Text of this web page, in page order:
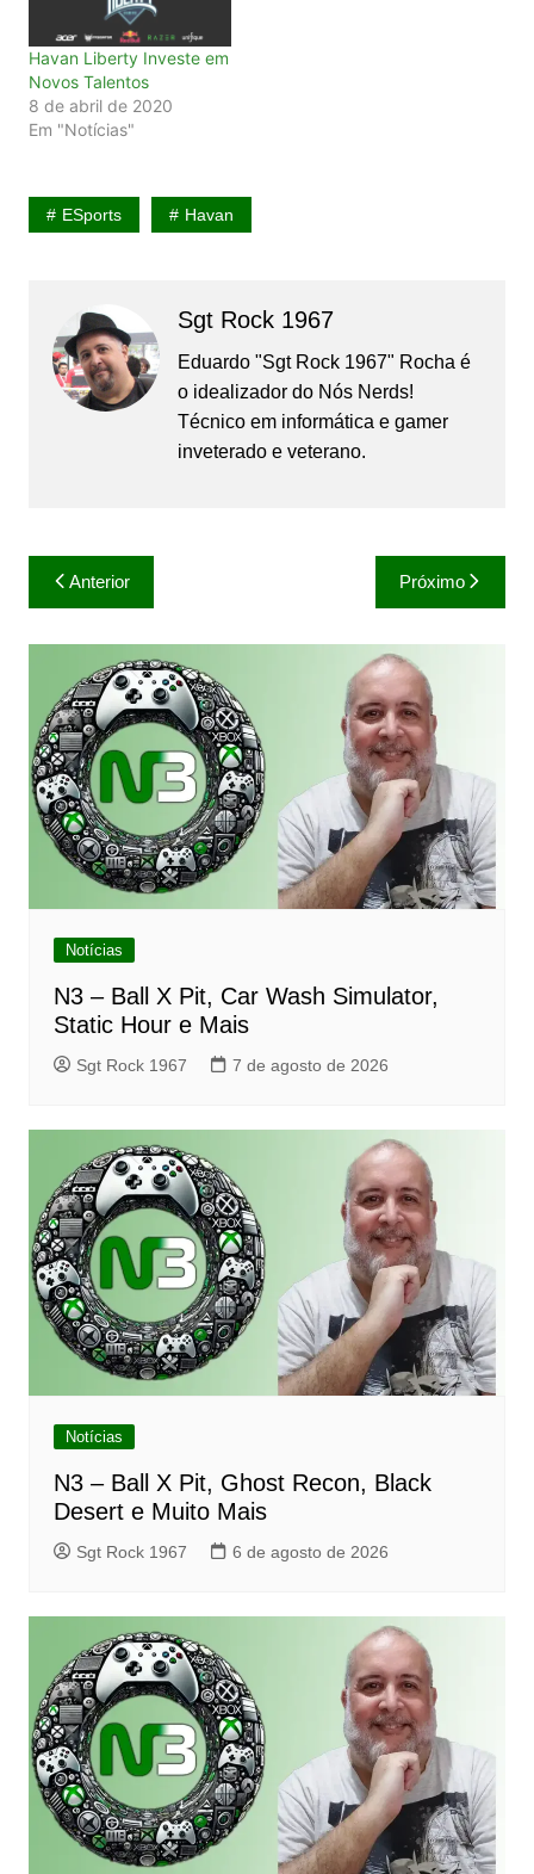
Havan Liberty Investe em
Novos Talentos
8 de abril de 2020
Em "Notícias"
ESports Havan
Sgt Rock 1967
Eduardo "Sgt Rock 1967" Rocha é
o idealizador do Nós Nerds!
Técnico em informática e gamer
inveterado e veterano.
Navegação
de
Post
Anterior Próximo
Notícias
N3 – Ball X Pit, Car Wash Simulator,
Static Hour e Mais
Sgt Rock 1967 7 de agosto de 2026
Notícias
N3 – Ball X Pit, Ghost Recon, Black
Desert e Muito Mais
Sgt Rock 1967 6 de agosto de 2026